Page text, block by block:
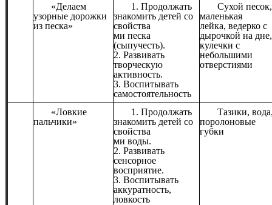
«Делаем
узорные дорожки
из песка»
1. Продолжать
знакомить детей со
свойства
ми песка
(сыпучесть).
2. Развивать
творческую
активность.
3. Воспитывать
самостоятельность
Сухой песок,
маленькая
лейка, ведерко с
дырочкой на дне,
кулечки с
небольшими
отверстиями
«Ловкие
пальчики»
1. Продолжать
знакомить детей со
свойства
ми воды.
2. Развивать
сенсорное
восприятие.
3. Воспитывать
аккуратность,
ловкость
Тазики,
поролоновые
губки